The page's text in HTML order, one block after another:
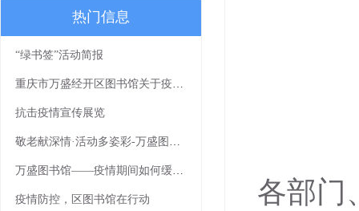
热门信息
“绿书签”活动简报
重庆市万盛经开区图书馆关于疫情防控期间免费开放的通知
抗击疫情宣传展览
敬老献深情·活动多姿彩-万盛图书馆敬老月文化下乡活动浓情上演
万盛图书馆——疫情期间如何缓解焦虑
疫情防控，区图书馆在行动 各部门